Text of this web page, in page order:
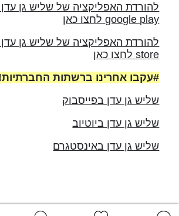
להורדת האפליקציה של שליש גן עדן
google play לחצו כאן
store לחצו כאן
#עקבו אחרינו ברשתות
שליש גן עדן בפייסבוק
שליש גן עדן ביוטיוב
שליש גן עדן באינסטגרם